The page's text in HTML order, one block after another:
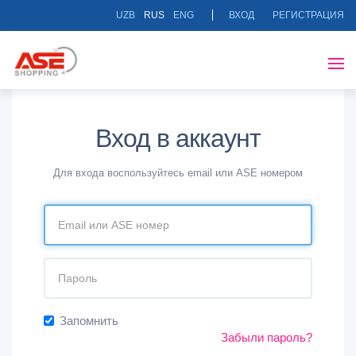
UZB RUS ENG ВХОД РЕГИСТРАЦИЯ
Вход в аккаунт
Для входа воспользуйтесь email или ASE номером
Запомнить
Забыли пароль?